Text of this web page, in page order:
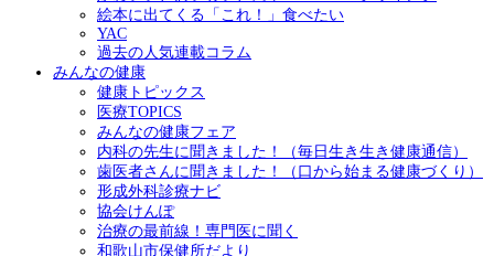
絵本に出てくる「これ！」食べたい
YAC
過去の人気連載コラム
みんなの健康
健康トピックス
医療TOPICS
みんなの健康フェア
内科の先生に聞きました！（毎日生き生き健康通信）
歯医者さんに聞きました！（口から始まる健康づくり）
形成外科診療ナビ
協会けんぽ
治療の最前線！専門医に聞く
和歌山市保健所だより